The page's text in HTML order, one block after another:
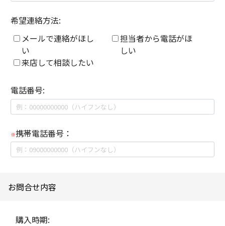
希望連絡方法:
メールで連絡がほし
い
担当者から電話がほ
しい
来店して相談したい
電話番号:
※携帯電話番号：
お問合せ内容
購入時期: